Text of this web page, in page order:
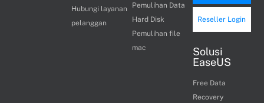
Hubungi layanan
pelanggan
Pemulihan Data
Hard Disk
Pemulihan file
mac
Reseller Login
Solusi
EaseUS
Free Data
Recovery